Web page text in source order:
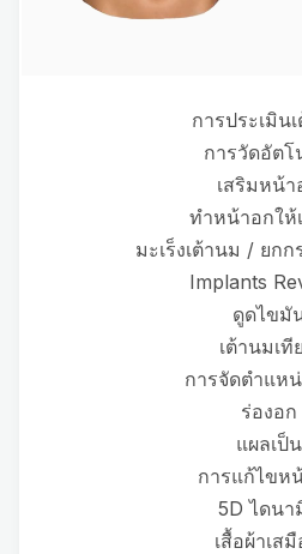
การประเมิน
การวัดอัต
เสริมหน้า
ทำหน้าอกให้
มะเร็งเต้านม / ยก
Implants
ดูดไขมั
เต้านมเที
การจัดตำแห
ร่องอก
แผลเป็น
การแก้ไขห
5D ไดนา
เสื้อผ้าเส